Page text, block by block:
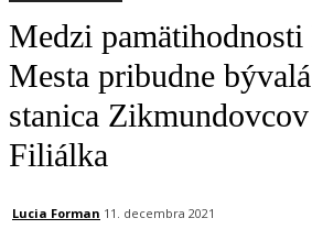
Medzi pamätihodnosti
Mesta pribudne
stanica
Filiálka
Lucia Forman 11. decembra 2021